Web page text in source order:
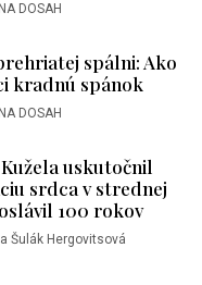
DOSAH
spálni: Ako
kradnú spánok
DOSAH
uskutočnil
srdca v strednej
100 rokov
Šulák Hergovitsová